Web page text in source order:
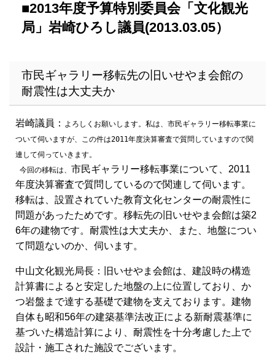
■2013年度予算特別委員会「文化観光
局」岩崎ひろし議員(2013.03.05）
市民ギャラリー移転先の旧いせやま会館の
耐震性は大丈夫か
岩崎議員： よろしくお願いします。私は、市民ギャラリー移転事業に
ついて伺いますが、この件は2011年度決算審査で質問していますので関
連して伺っていきます。
今回の移転は、 市民ギャラリー移転事業について、2011
年度決算審査で質問しているので関連して伺います。
移転は、設置されていた教育文化センターの耐震性に
問題があったためです。移転先の旧いせやま会館は築2
6年の建物です。耐震性は大丈夫か、また、地盤につい
て問題ないのか、伺います。
中山文化観光局長：旧いせやま会館は、建設時の構造
計算書によると安定した地盤の上に位置しており、か
つ岩盤まで達する基礎で建物を支えております。建物
自体も昭和56年の建築基準法改正による新耐震基準に
基づいた構造計算により、耐震性を十分考慮した上で
設計・施工された施設でございます。